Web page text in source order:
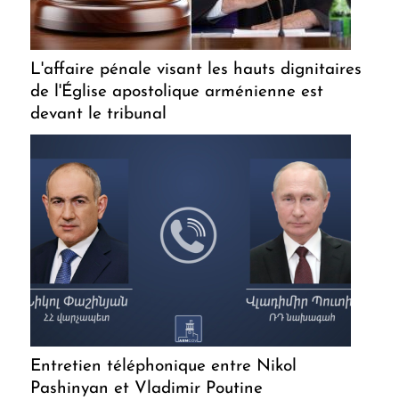
L'affaire pénale visant les hauts dignitaires
de l'Église apostolique arménienne est
devant le tribunal
Entretien téléphonique entre Nikol
Pashinyan et Vladimir Poutine